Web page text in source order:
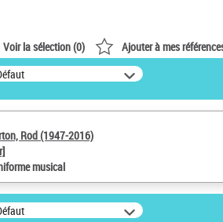
Voir la sélection (0) Ajouter à mes
Rod (1947-2016)
musical